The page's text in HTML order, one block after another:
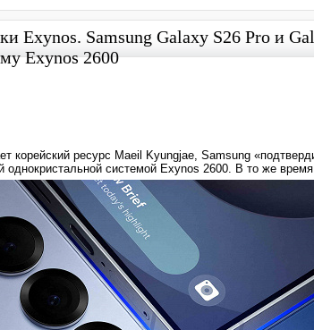
Exynos. Samsung Galaxy S26 Pro и
Exynos 2600
корейский ресурс Maeil Kyungjae, Samsung
однокристальной системой Exynos 2600. В то же